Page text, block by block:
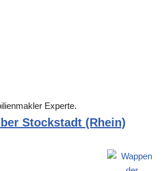
Experte.
Stockstadt (Rhein)